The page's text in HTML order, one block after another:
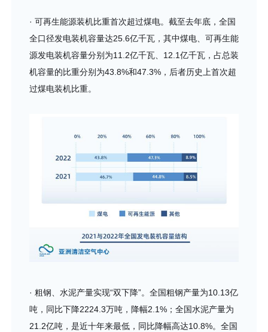
· 可再生能源装机比重首次超过煤电。截至去年底，全国
全口径发电装机容量达25.6亿千瓦，其中煤电、可再生能
源发电装机容量分别为11.2亿千瓦、12.1亿千瓦，占总装
机容量的比重分别为43.8%和47.3%，后者历史上首次超
过煤电装机比重。
· 粗钢、水泥产量实现“双下降”。全国粗钢产量为10.13亿
吨，同比下降2224.3万吨，降幅2.1%；全国水泥产量为
21.2亿吨，是近十年来最低，同比降幅高达10.8%。全国